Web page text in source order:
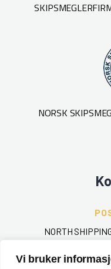
Vi bruker
NORSK
NORTH